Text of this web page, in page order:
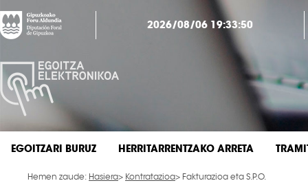
2026/08/06 19:33:50
EGOITZARI BURUZ HERRITARRENTZAKO ARRETA
Hemen zaude: Hasiera> Kontratazioa> Fakturazioa eta S.P.O.